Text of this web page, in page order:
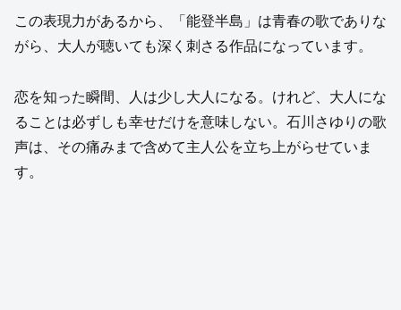
この表現力があるから、「能登半島」は青春の歌でありな
がら、大人が聴いても深く刺さる作品になっています。
恋を知った瞬間、人は少し大人になる。けれど、大人にな
ることは必ずしも幸せだけを意味しない。石川さゆりの歌
声は、その痛みまで含めて主人公を立ち上がらせていま
す。